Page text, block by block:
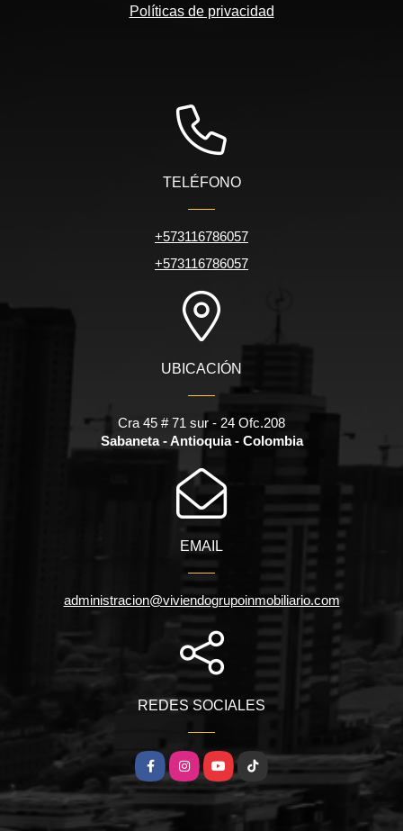
Políticas de privacidad
TELÉFONO
+573116786057
+573116786057
UBICACIÓN
Cra 45 # 71 sur - 24 Ofc.208
Sabaneta - Antioquia - Colombia
EMAIL
administracion@viviendogrupoinmobiliario.com
REDES SOCIALES
FacebookInstagramYouTubeTikTok